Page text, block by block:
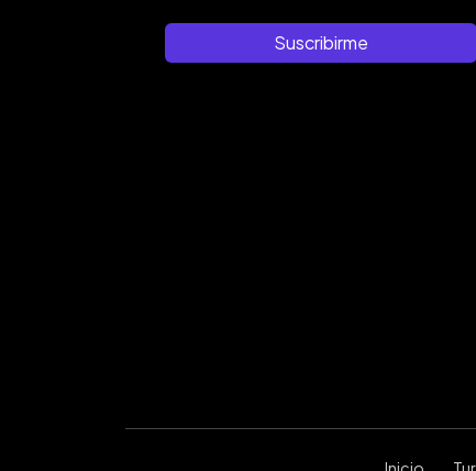
Suscribirme